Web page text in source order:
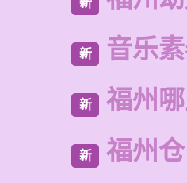
新
新 音乐
新 福州
新 福州